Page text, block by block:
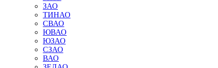
ЗАО
ТИНАО
СВАО
ЮВАО
ЮЗАО
СЗАО
ВАО